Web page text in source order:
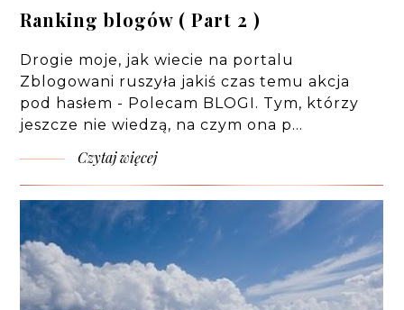
Ranking blogów ( Part 2 )
Drogie moje, jak wiecie na portalu
Zblogowani ruszyła jakiś czas temu akcja
pod hasłem - Polecam BLOGI. Tym, którzy
jeszcze nie wiedzą, na czym ona p…
Czytaj więcej